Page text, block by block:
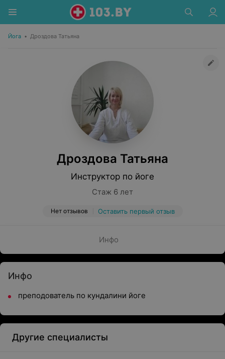
Йога • Дроздова Татьяна
Дроздова Татьяна
Инструктор по йоге
Стаж 6 лет
Нет отзывов Оставить первый отзыв
Инфо
Инфо
преподователь по кундалини йоге
Другие специалисты